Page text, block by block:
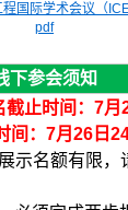
国际学术会议（
pdf
下参会须知
截止时间：7
间：7月26日
示名额有限，